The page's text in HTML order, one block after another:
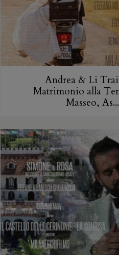
Andrea & Li
Matrimonio alla
Masseo, As...